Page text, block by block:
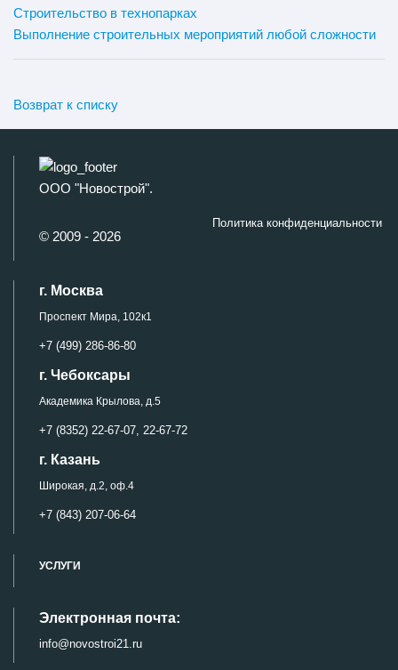
Строительство в технопарках
Выполнение строительных мероприятий любой сложности
Возврат к списку
ООО "Новострой".
© 2009 - 2026
Политика конфиденциальности
г. Москва
Проспект Мира, 102к1
+7 (499) 286-86-80
г. Чебоксары
Академика Крылова, д.5
+7 (8352) 22-67-07, 22-67-72
г. Казань
Широкая, д.2, оф.4
+7 (843) 207-06-64
УСЛУГИ
Электронная почта:
info@novostroi21.ru